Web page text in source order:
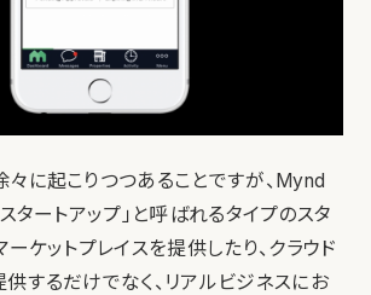
に起こりつつあることですが、Mynd
スタートアップ」と呼ばれるタイプのスタ
ーケットプレイスを提供したり、クラウド
するだけでなく、リアルビジネスにお